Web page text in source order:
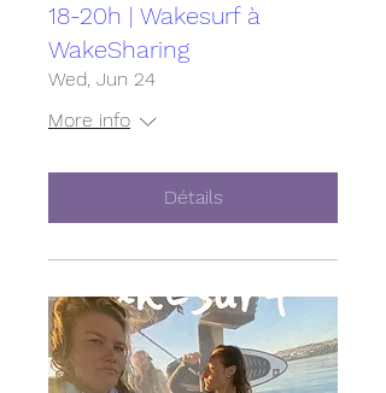
18-20h | Wakesurf à
WakeSharing
Wed, Jun 24
More info
Détails